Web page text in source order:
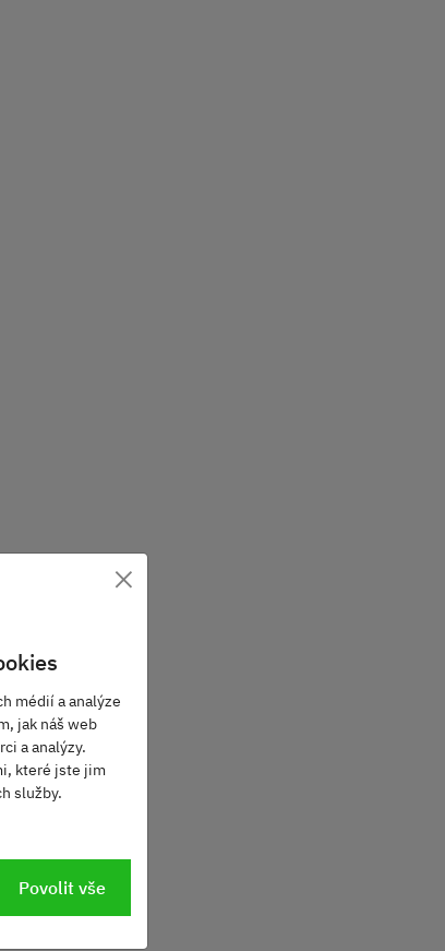
×
médií a analýze
jak náš web
a analýzy.
které jste jim
služby.
Povolit vše